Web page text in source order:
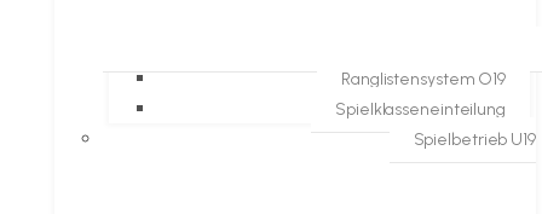
Ranglistensystem O19
Spielklasseneinteilung
Spielbetrieb U19